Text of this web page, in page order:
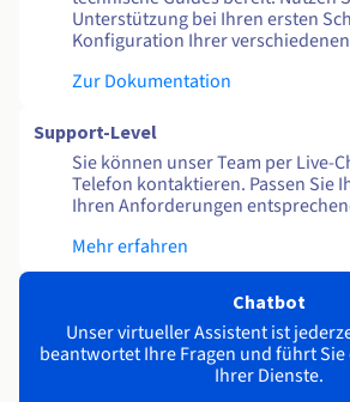
Unterstützung bei Ihren ersten
Konfiguration Ihrer
Zur Dokumentation
Support-Level
Sie können unser Team per Live-
Telefon kontaktieren. Passen Sie
Ihren Anforderungen
Mehr erfahren
Chatbot
Unser virtueller Assistent ist
beantwortet Ihre Fragen und führt
Ihrer Dienste.